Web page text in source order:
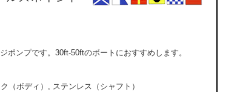
ポンプです。30ft-50ftのボートにおすすめします。
（ボディ）, ステンレス（シャフト）